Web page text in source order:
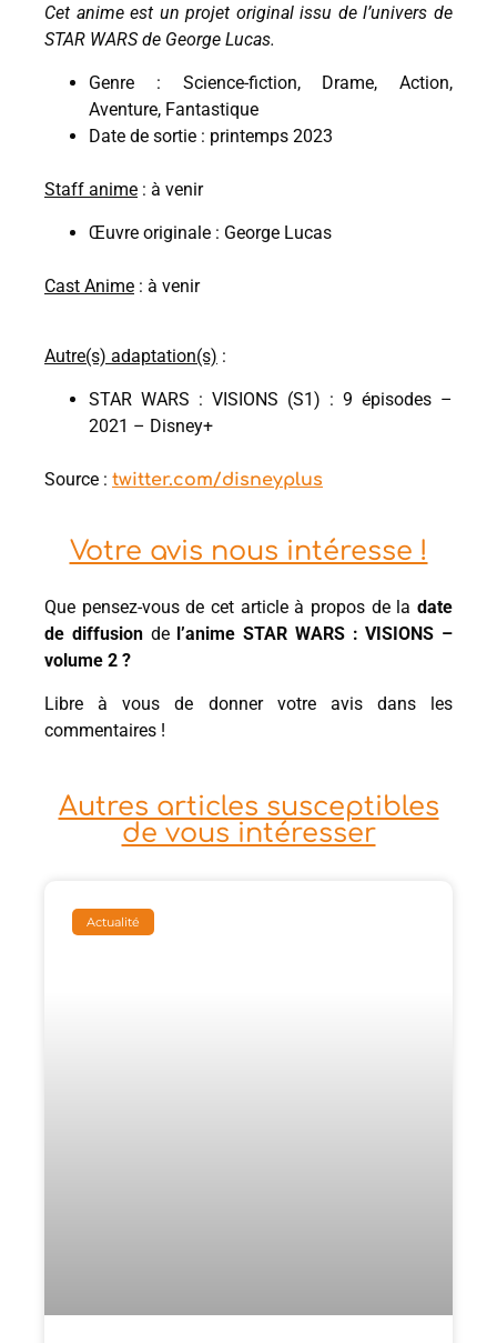
Cet anime est un projet original issu de l’univers de
STAR WARS de George Lucas.
Genre : Science-fiction, Drame, Action,
Aventure, Fantastique
Date de sortie : printemps 2023
Staff anime : à venir
Œuvre originale : George Lucas
Cast Anime : à venir
Autre(s) adaptation(s) :
STAR WARS : VISIONS (S1) : 9 épisodes –
2021 – Disney+
Source : twitter.com/disneyplus
Votre avis nous intéresse !
Que pensez-vous de cet article à propos de la date
de diffusion de l’anime STAR WARS : VISIONS –
volume 2 ?
Libre à vous de donner votre avis dans les
commentaires !
Autres articles susceptibles
de vous intéresser
Actualité